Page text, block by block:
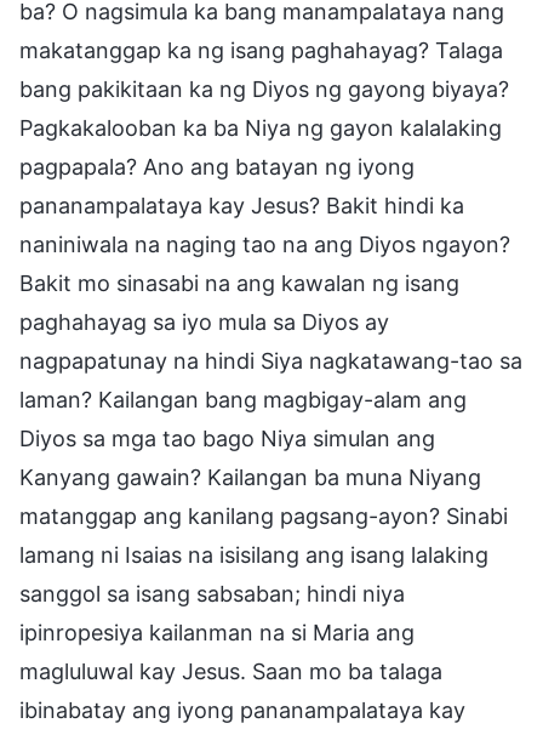
ba? O nagsimula ka bang manampalataya nang
makatanggap ka ng isang paghahayag? Talaga
bang pakikitaan ka ng Diyos ng gayong biyaya?
Pagkakalooban ka ba Niya ng gayon kalalaking
pagpapala? Ano ang batayan ng iyong
pananampalataya kay Jesus? Bakit hindi ka
naniniwala na naging tao na ang Diyos ngayon?
Bakit mo sinasabi na ang kawalan ng isang
paghahayag sa iyo mula sa Diyos ay
nagpapatunay na hindi Siya nagkatawang-tao sa
laman? Kailangan bang magbigay-alam ang
Diyos sa mga tao bago Niya simulan ang
Kanyang gawain? Kailangan ba muna Niyang
matanggap ang kanilang pagsang-ayon? Sinabi
lamang ni Isaias na isisilang ang isang lalaking
sanggol sa isang sabsaban; hindi niya
ipinropesiya kailanman na si Maria ang
magluluwal kay Jesus. Saan mo ba talaga
ibinabatay ang iyong pananampalataya kay